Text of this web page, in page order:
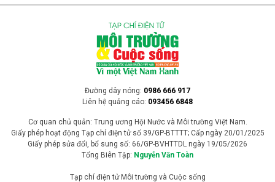
Đường dây nóng: 0986 666 917
Liên hệ quảng cáo: 093456 6848
Cơ quan chủ quản: Trung ương Hội Nước và Môi trường Việt Nam.
Giấy phép hoạt động Tạp chí điện tử số 39/GP-BTTTT; Cấp ngày 20/01/2025
Giấy phép sửa đổi, bổ sung số: 66/GP-BVHTTDL ngày 19/05/2026
Tổng Biên Tập: Nguyễn Văn Toàn
Tạp chí điện tử Môi trường và Cuộc sống